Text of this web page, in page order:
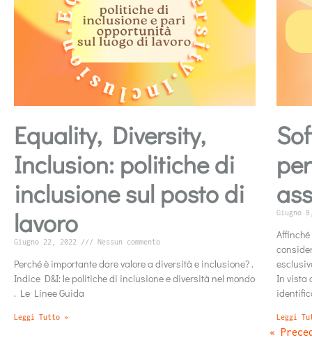
Equality, Diversity,
Inclusion: politiche di
inclusione sul posto di
lavoro
Giugno 22, 2022 Nessun commento
Perché è importante dare valore a diversità e inclusione? .
Indice D&I: le politiche di inclusione e diversità nel mondo
. Le Linee Guida
Leggi Tutto »
Giugno
In vista
Leggi
«